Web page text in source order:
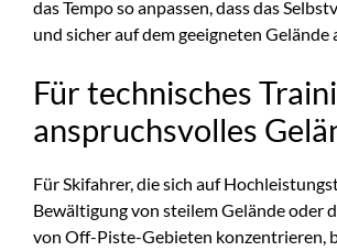
das Tempo so anpassen, dass das
und sicher auf dem geeigneten Gelände
Für technisches
anspruchsvolles
Für Skifahrer, die sich auf
Bewältigung von steilem Gelände oder
von Off-Piste-Gebieten konzentrieren,